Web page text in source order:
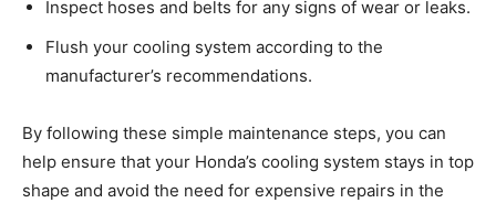
Inspect ‌hoses and belts for any signs of wear‍ or ‍leaks.
Flush your cooling system according to the
manufacturer’s recommendations.
By following these simple⁤ maintenance steps, you can
help ensure that your Honda’s cooling system stays‍ in top
shape and avoid the need for expensive repairs⁣ in the